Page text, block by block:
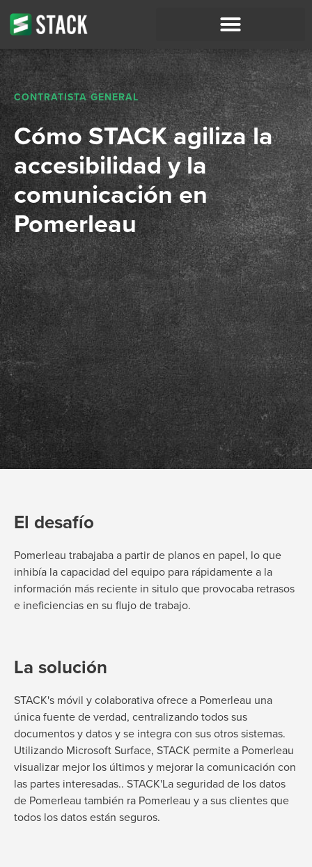
CONTRATISTA GENERAL
Cómo STACK agiliza la
accesibilidad y la
comunicación en
Pomerleau
El desafío
Pomerleau trabajaba a partir de planos en papel, lo que
inhibía la capacidad del equipo para rápidamente a la
información más reciente in situlo que provocaba retrasos
e ineficiencias en su flujo de trabajo.
La solución
STACK's móvil y colaborativa ofrece a Pomerleau una
única fuente de verdad, centralizando todos sus
documentos y datos y se integra con sus otros sistemas.
Utilizando Microsoft Surface, STACK permite a Pomerleau
visualizar mejor los últimos y mejorar la comunicación con
las partes interesadas.. STACK'La seguridad de los datos
de Pomerleau también ra Pomerleau y a sus clientes que
todos los datos están seguros.